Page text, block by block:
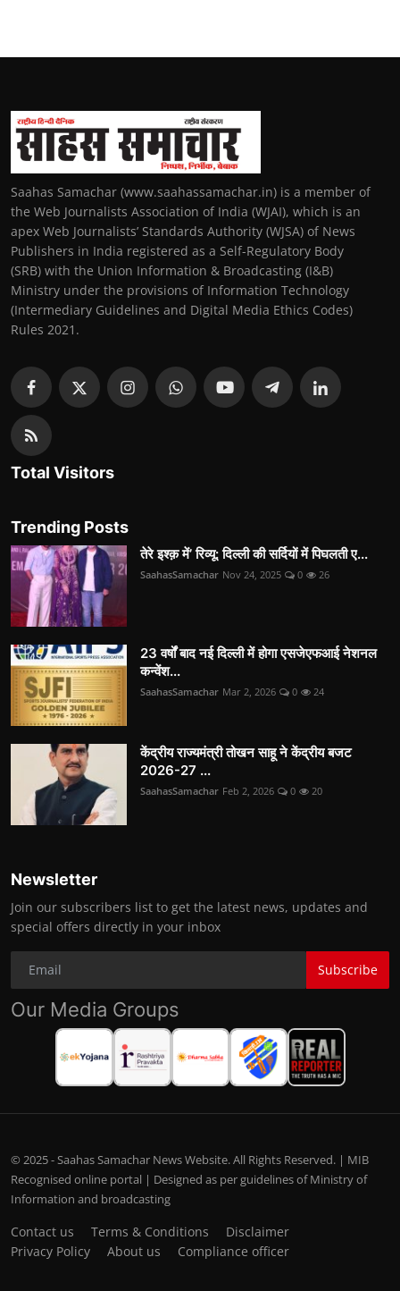
Saahas Samachar (www.saahassamachar.in) is a member of
the Web Journalists Association of India (WJAI), which is an
apex Web Journalists’ Standards Authority (WJSA) of News
Publishers in India registered as a Self-Regulatory Body
(SRB) with the Union Information & Broadcasting (I&B)
Ministry under the provisions of Information Technology
(Intermediary Guidelines and Digital Media Ethics Codes)
Rules 2021.
Total Visitors
Trending Posts
तेरे इश्क़ में’ रिव्यू: दिल्ली की सर्दियों में पिघलती ए...
SaahasSamachar Nov 24, 2025 0 26
23 वर्षों बाद नई दिल्ली में होगा एसजेएफआई नेशनल
कन्वेंश...
SaahasSamachar Mar 2, 2026 0 24
केंद्रीय राज्यमंत्री तोखन साहू ने केंद्रीय बजट
2026-27 ...
SaahasSamachar Feb 2, 2026 0 20
Newsletter
Join our subscribers list to get the latest news, updates and
special offers directly in your inbox
Subscribe
Our Media Groups
© 2025 - Saahas Samachar News Website. All Rights Reserved. | MIB
Recognised online portal | Designed as per guidelines of Ministry of
Information and broadcasting
Contact us Terms & Conditions
Disclaimer
Privacy Policy
About us Compliance officer